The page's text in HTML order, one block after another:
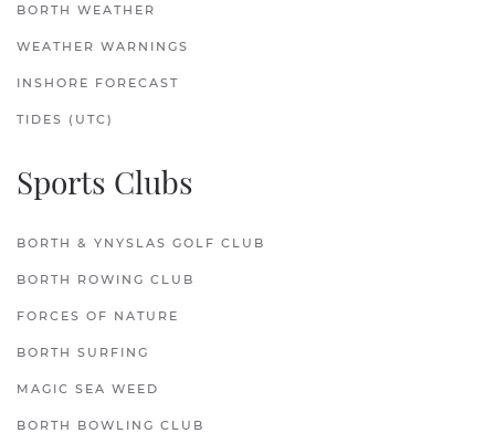
BORTH WEATHER
WEATHER WARNINGS
INSHORE FORECAST
TIDES (UTC)
Sports Clubs
BORTH & YNYSLAS GOLF CLUB
BORTH ROWING CLUB
FORCES OF NATURE
BORTH SURFING
MAGIC SEA WEED
BORTH BOWLING CLUB